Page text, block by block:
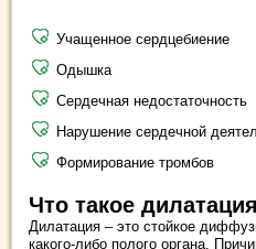
Учащенное сердцебиение
Одышка
Сердечная недостаточность
Нарушение сердечной
Формирование тромбов
Что такое дилатация
Дилатация – это стойкое
какого-либо полого органа.